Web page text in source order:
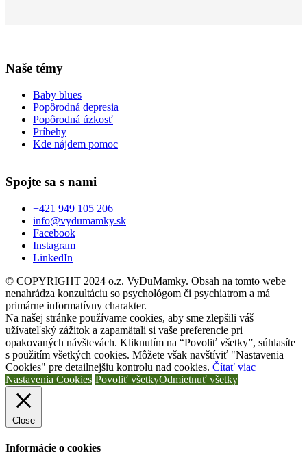
Naše témy
Baby blues
Popôrodná depresia
Popôrodná úzkosť
Príbehy
Kde nájdem pomoc
Spojte sa s nami
+421 949 105 206
info@vydumamky.sk
Facebook
Instagram
LinkedIn
© COPYRIGHT 2024 o.z. VyDuMamky. Obsah na tomto webe
nenahrádza konzultáciu so psychológom či psychiatrom a má
primárne informatívny charakter.
Na našej stránke používame cookies, aby sme zlepšili váš
užívateľský zážitok a zapamätali si vaše preferencie pri
opakovaných návštevách. Kliknutím na “Povoliť všetky”, súhlasíte
s použitím všetkých cookies. Môžete však navštíviť "Nastavenia
Cookies" pre detailnejšiu kontrolu nad cookies. Čítať viac
Nastavenia Cookies Povoliť všetkyOdmietnuť všetky
Close
Informácie o cookies